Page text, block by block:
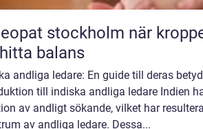
stockholm när kroppen behöver hjälp
balans
andliga ledare: En guide till deras
till indiska andliga ledare Indien
av andligt sökande, vilket har
av andliga ledare. Dessa...